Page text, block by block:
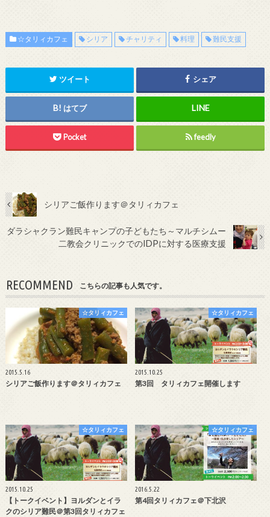
☆タリィカフェ シリア チャリティ 料理 難民支援
ツイート シェア
はてブ
Pocket feedly
シリアご飯作ります＠タリィカフェ
ダラシャクラン難民キャンプの子どもたち～マルチシムー
二教会クリニックでのIDPに対する医療支援
RECOMMEND こちらの記事も人気です。
☆タリィカフェ
2015.5.16
シリアご飯作ります＠タリィカフェ
☆タリィカフェ
2015.10.25
第3回 タリィカフェ開催します
☆タリィカフェ
2015.10.25
【トークイベント】ヨルダンとイラ
クのシリア難民＠第3回タリィカフェ
☆タリィカフェ
2016.5.22
第4回タリィカフェ＠下北沢